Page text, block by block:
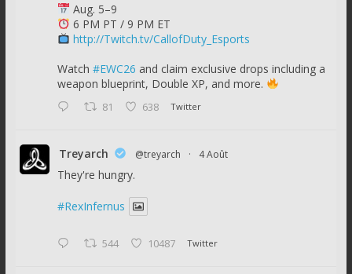
Aug. 5–9
6 PM PT / 9 PM ET
http://Twitch.tv/CallofDuty_Esports
Watch #EWC26 and claim exclusive drops including a
weapon blueprint, Double XP, and more.
81 638 Twitter
Treyarch @treyarch · 4 Août
They're hungry.
#RexInfernus
544 10487 Twitter